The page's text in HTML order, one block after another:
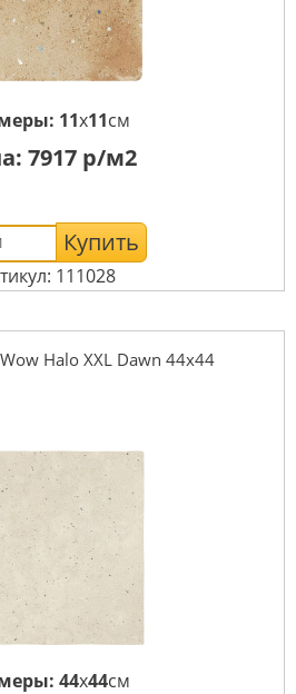
11x11см
7917 р/м2
Купить
111028
Halo XXL Dawn 44x44
44x44см